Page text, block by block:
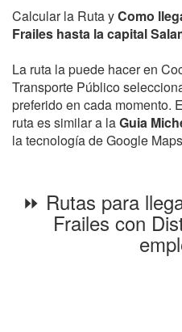
Calcular la Ruta yComo
Frailes hasta la capital
La ruta la puede hacer en
Transporte Público
preferido en cada momento.
ruta es similar a laGuia
la tecnología de Google
⏩ Rutas para
Frailes con